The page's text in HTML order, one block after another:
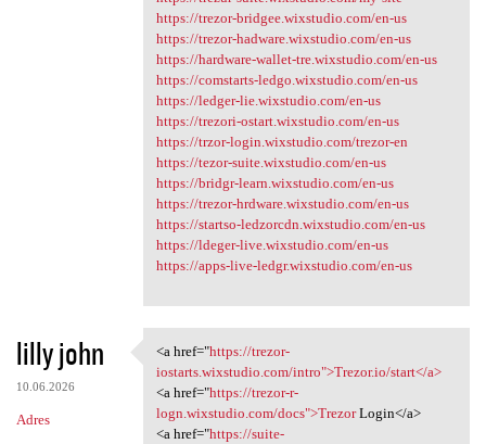
https://trezor-bridgee.wixstudio.com/en-us
https://trezor-hadware.wixstudio.com/en-us
https://hardware-wallet-tre.wixstudio.com/en-us
https://comstarts-ledgo.wixstudio.com/en-us
https://ledger-lie.wixstudio.com/en-us
https://trezori-ostart.wixstudio.com/en-us
https://trzor-login.wixstudio.com/trezor-en
https://tezor-suite.wixstudio.com/en-us
https://bridgr-learn.wixstudio.com/en-us
https://trezor-hrdware.wixstudio.com/en-us
https://startso-ledzorcdn.wixstudio.com/en-us
https://ldeger-live.wixstudio.com/en-us
https://apps-live-ledgr.wixstudio.com/en-us
lilly john
10.06.2026
Adres
<a href="https://trezor
<a href="https://trezor-
iostarts.wixstudio.com/intro">Trezor.io/start</a>
<a href="https://trezor-r-
logn.wixstudio.com/docs">TrezorLogin</a>
<a href="https://suite-